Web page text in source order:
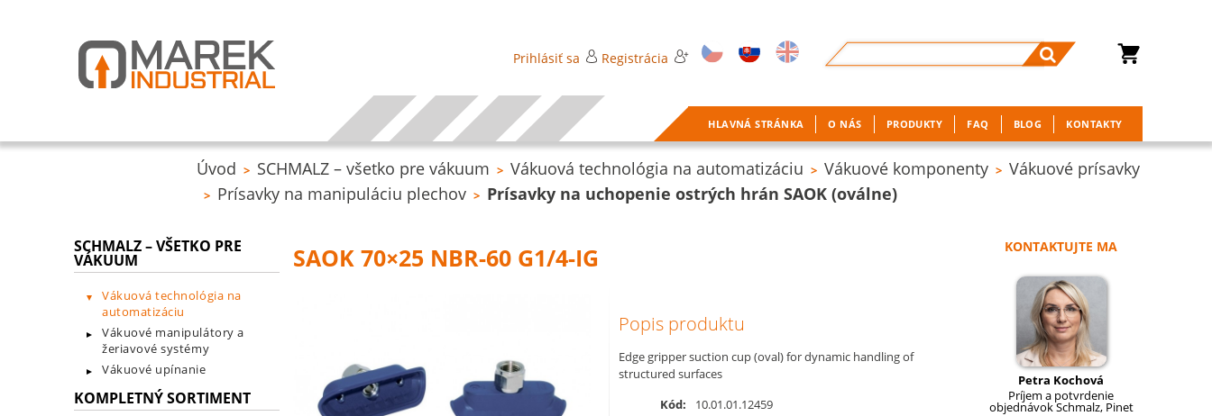
Prihlásiť sa Registrácia
HLAVNÁ STRÁNKA O NÁS PRODUKTY FAQ BLOG KONTAKTY
Úvod > SCHMALZ – všetko pre vákuum > Vákuová technológia na automatizáciu > Vákuové komponenty > Vákuové prísavky
> Prísavky na manipuláciu plechov > Prísavky na uchopenie ostrých hrán SAOK (oválne)
SCHMALZ – VŠETKO PRE
VÁKUUM
Vákuová technológia na
automatizáciu
Vákuové manipulátory a
žeriavové systémy
Vákuové upínanie
KOMPLETNÝ SORTIMENT
SAOK 70×25 NBR-60 G1/4-IG
Popis produktu
Edge gripper suction cup (oval) for dynamic handling of
structured surfaces
Kód:
10.01.01.12459
KONTAKTUJTE MA
Petra Kochová
Príjem a potvrdenie
objednávok Schmalz, Pinet